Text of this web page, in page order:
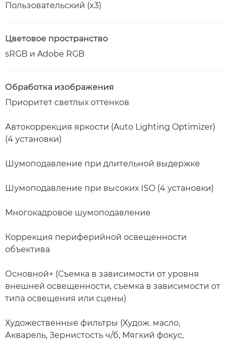
Пользовательский (x3)
Цветовое пространство
sRGB и Adobe RGB
Обработка изображения
Приоритет светлых оттенков
Автокоррекция яркости (Auto Lighting Optimizer)
(4 установки)
Шумоподавление при длительной выдержке
Шумоподавление при высоких ISO (4 установки)
Многокадровое шумоподавление
Коррекция периферийной освещенности
объектива
Основной+ (Съемка в зависимости от уровня
внешней освещенности, съемка в зависимости от
типа освещения или сцены)
Художественные фильтры (Худож. масло,
Акварель, Зернистость ч/б, Мягкий фокус,